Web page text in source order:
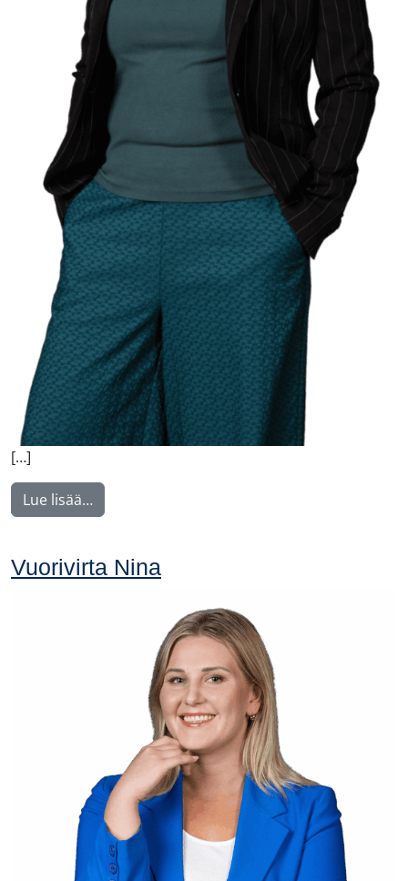
[…]
Lue lisää…
Vuorivirta Nina